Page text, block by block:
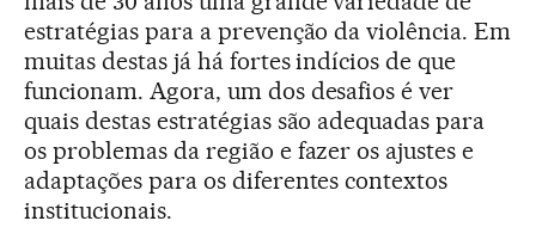
estratégias para a prevenção da violência. Em
muitas destas já há fortes indícios de que
funcionam. Agora, um dos desafios é ver
quais destas estratégias são adequadas para
os problemas da região e fazer os ajustes e
adaptações para os diferentes contextos
institucionais.